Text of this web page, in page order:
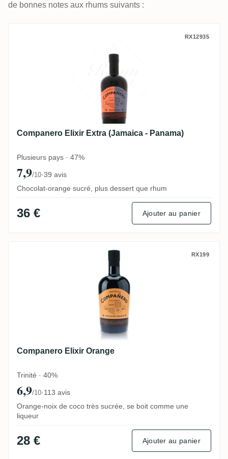
de bonnes notes aux rhums suivants :
Companero Elixir Extra (Jamaica -RX12935
Companero Elixir Extra (Jamaica - Panama)
Plusieurs pays · 47%
7,9/10·39 avis
Chocolat-orange sucré, plus dessert que rhum
36 € Ajouter au panier
Companero Elixir Orange RX199
Companero Elixir Orange
Trinité · 40%
6,9/10·113 avis
Orange-noix de coco très sucrée, se boit comme une
liqueur
28 € Ajouter au panier